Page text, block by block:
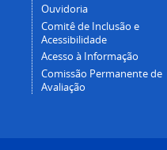
Ouvidoria
Comitê de Inclusão e
Acessibilidade
Acesso à Informação
Comissão Permanente de
Avaliação